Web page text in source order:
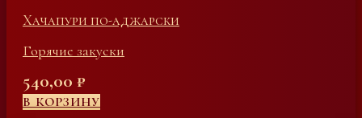
Хачапури по-аджарски
Горячие закуски
540,00 ₽
В КОРЗИНУ